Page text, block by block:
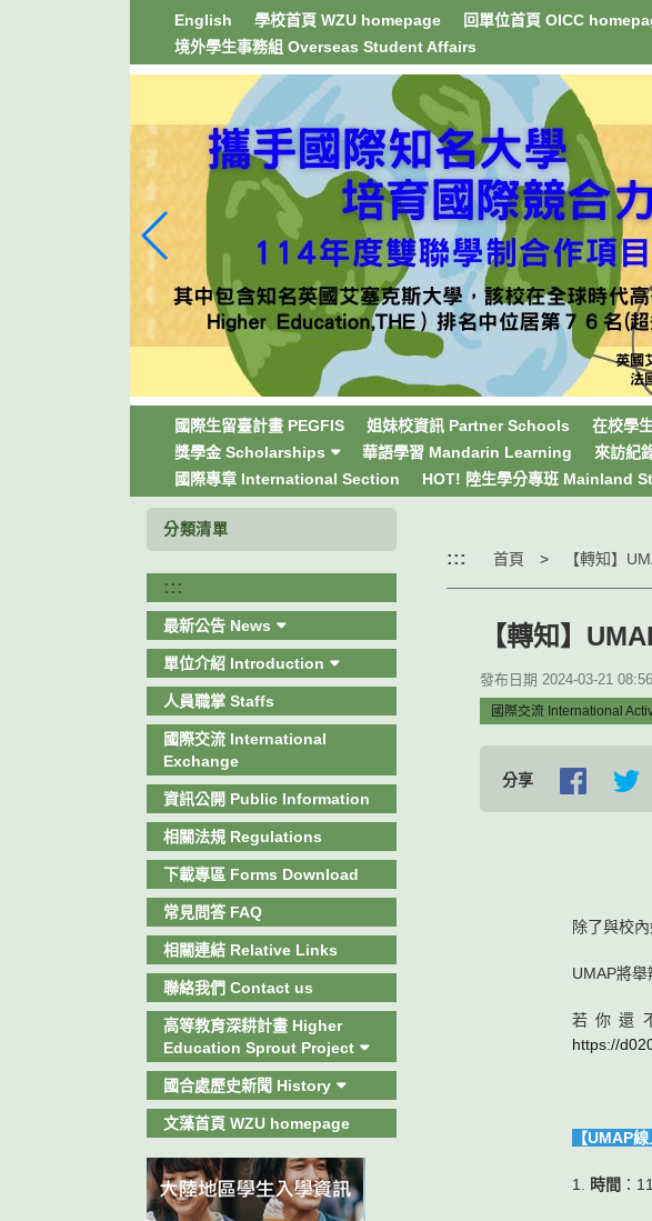
English 學校首頁 WZU homepage 回單位首頁 OICC
境外學生事務組 Overseas Student Affairs
國際生留臺計畫 PEGFIS 姐妹校資訊 Partner Schools 在校學
獎學金 Scholarships
華語學習 Mandarin Learning 來訪紀
國際專章 International Section
HOT! 陸生學分專班 Mainland
分類清單
:::
最新公告 News
單位介紹 Introduction
人員職掌 Staffs
國際交流 International
Exchange
資訊公開 Public Information
相關法規 Regulations
下載專區 Forms Download
常見問答 FAQ
相關連結 Relative Links
聯絡我們 Contact us
高等教育深耕計畫 Higher
Education Sprout Project
國合處歷史新聞 History
文藻首頁 WZU homepage
::: 首頁
【轉知】
發布日期 2024-03-21
國際交流 International
分享
除了與校
UMAP將
若你還
https://
【UMAP
1. 時間 ：